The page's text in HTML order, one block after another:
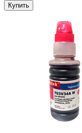
Купить